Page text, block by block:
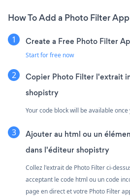
How To Add a Photo Filter
Create a Free Photo Filter
Start for free now
Copier Photo Filter l'extrait
shopistry
Your code block will be available
Ajouter au html ou un
dans l'éditeur shopistry
Collez l'extrait de Photo Filter ci-
acceptant le code html ou un code
page en direct et votre Photo Filter